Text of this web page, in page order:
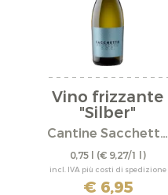
Vino frizzante
"Silber"
Cantine Sacchetto S.r.l.
0,75 l (€ 9,27/1 l)
incl. IVA più costi di spedizione
€ 6,95